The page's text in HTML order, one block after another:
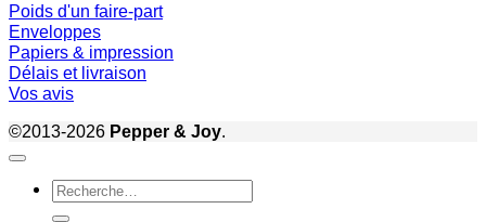
Poids d'un faire-part
Enveloppes
Papiers & impression
Délais et livraison
Vos avis
©2013-2026 Pepper & Joy.
Recherche